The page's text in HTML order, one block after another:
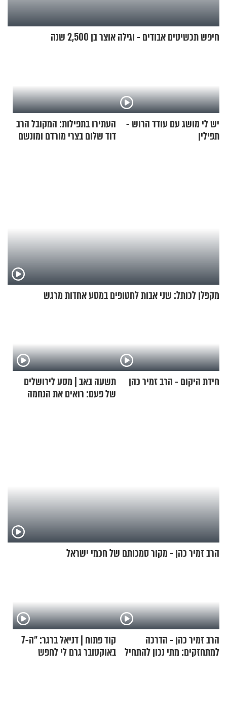
חיפש תכשיטים אבודים - וגילה אוצר בן 2,500 שנה
יש לי מושג עם עודד הרוש -
תפילין
העתירו בתפילות: המקובל הרב
דוד שלום בצרי מורדם ומונשם
מקפלן לכותל: שני אבות לחטופים במסע אחדות מרגש
חידת היקום - הרב זמיר כהן
תשעה באב | מסע לירושלים
של פעם: רואים את הנחמה
הרב זמיר כהן - מקור סמכותם של חכמי ישראל
הרב זמיר כהן - הדרכה
למתחזקים: מתי נכון להתחיל
קוד פתוח | דניאל ברגר: "ה-7
באוקטובר גרם לי לחפש